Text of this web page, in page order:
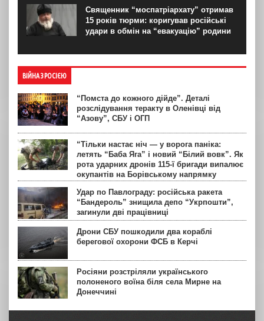
Священник “моспатріархату” отримав
15 років тюрми: коригував російські
удари в обмін на “евакуацію” родини
ВІЙНА З РОСІЄЮ
“Помста до кожного дійде”. Деталі
розслідування теракту в Оленівці від
“Азову”, СБУ і ОГП
“Тільки настає ніч — у ворога паніка:
летять “Баба Яга” і новий “Білий вовк”. Як
рота ударних дронів 115-ї бригади випалює
окупантів на Борівському напрямку
Удар по Павлограду: російська ракета
“Бандероль” знищила депо “Укрпошти”,
загинули дві працівниці
Дрони СБУ пошкодили два кораблі
берегової охорони ФСБ в Керчі
Росіяни розстріляли українського
полоненого воїна біля села Мирне на
Донеччині